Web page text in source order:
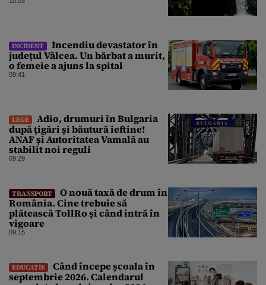
INCIDENT
Incendiu devastator în
județul Vâlcea. Un bărbat a murit,
o femeie a ajuns la spital
09:41
LEGE
Adio, drumuri în Bulgaria
după țigări și băutură ieftine!
ANAF și Autoritatea Vamală au
stabilit noi reguli
09:29
TRANSPORT
O nouă taxă de drum în
România. Cine trebuie să
plătească TollRo și când intră în
vigoare
09:15
EDUCAȚIE
Când începe școala în
septembrie 2026. Calendarul